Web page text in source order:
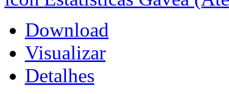
Download
Visualizar
Detalhes